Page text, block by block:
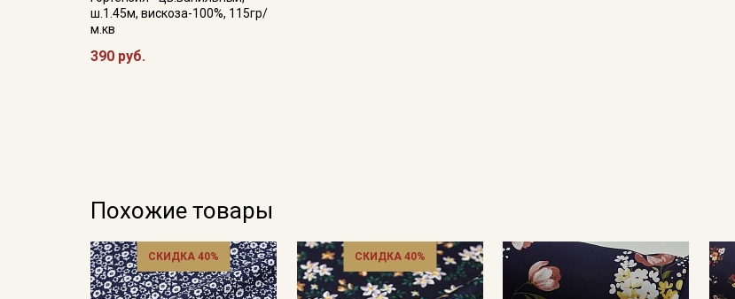
ш.1.45м, вискоза-100%, 115гр/
м.кв
390 руб.
Похожие товары
СКИДКА 40% СКИДКА 40%
Купава
Мы публикуем здесь дополнительные